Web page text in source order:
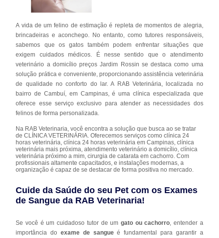
A vida de um felino de estimação é repleta de momentos de alegria,
brincadeiras e aconchego. No entanto, como tutores responsáveis,
sabemos que os gatos também podem enfrentar situações que
exigem cuidados médicos. É nesse sentido que o atendimento
veterinário a domicílio preços Jardim Rossin se destaca como uma
solução prática e conveniente, proporcionando assistência veterinária
de qualidade no conforto do lar. A RAB Veterinária, localizada no
bairro de Cambuí, em Campinas, é uma clínica especializada que
oferece esse serviço exclusivo para atender as necessidades dos
felinos de forma personalizada.
Na RAB Veterinaria, você encontra a solução que busca ao se tratar
de CLÍNICA VETERINÁRIA. Oferecemos serviços como clínica 24
horas veterinária, clínica 24 horas veterinária em Campinas, clínica
veterinária mais próxima, atendimento veterinário a domicílio, clínica
veterinária próximo a mim, cirurgia de catarata em cachorro. Com
profissionais altamente capacitados, e instalações modernas, a
organização é capaz de se destacar de forma positiva no mercado.
Cuide da Saúde do seu Pet com os Exames
de Sangue da RAB Veterinaria!
Se você é um cuidadoso tutor de um gato ou cachorro , entender a
importância doexame de sangueé fundamental para garantir a